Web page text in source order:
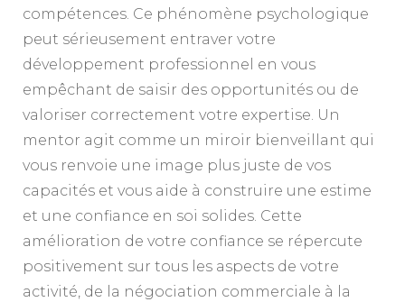
compétences. Ce phénomène psychologique
peut sérieusement entraver votre
développement professionnel en vous
empêchant de saisir des opportunités ou de
valoriser correctement votre expertise. Un
mentor agit comme un miroir bienveillant qui
vous renvoie une image plus juste de vos
capacités et vous aide à construire une estime
et une confiance en soi solides. Cette
amélioration de votre confiance se répercute
positivement sur tous les aspects de votre
activité, de la négociation commerciale à la